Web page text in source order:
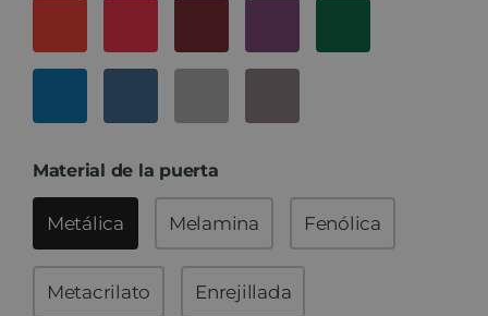
Material de la puerta
Metálica Melamina Fenólica
Metacrilato Enrejillada